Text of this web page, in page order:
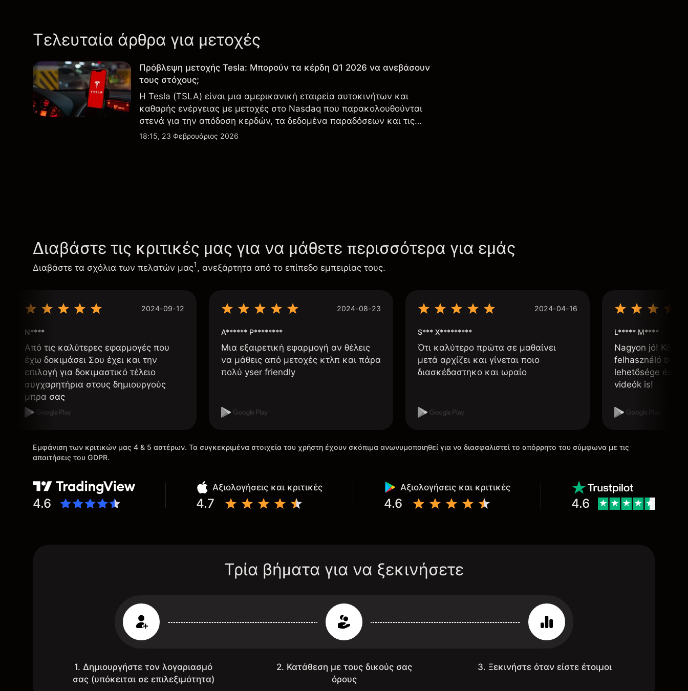
Τελευταία άρθρα για μετοχές
Πρόβλεψη μετοχής Tesla: Μπορούν τα κέρδη Q1 2026 να ανεβάσουν
τους στόχους;
Η Tesla (TSLA) είναι μια αμερικανική εταιρεία αυτοκινήτων και
καθαρής ενέργειας με μετοχές στο Nasdaq που παρακολουθούνται
στενά για την απόδοση κερδών, τα δεδομένα παραδόσεων και τις
εξελίξεις στην τεχνολογία και την παραγωγή.
18:15, 23 Φεβρουάριος 2026
Διαβάστε τις κριτικές μας για να μάθετε περισσότερα για εμάς
Διαβάστε τα σχόλια των πελατών μας1, ανεξάρτητα από το επίπεδο εμπειρίας τους.
2024-09-12
N****
Από τις καλύτερες εφαρμογές που
έχω δοκιμάσει Σου έχει και την
επιλογή για δοκιμαστικό τέλειο
συγχαρητήρια στους δημιουργούς
μπρα σας
2024-08-23
A****** P********
Μια εξαιρετική εφαρμογή αν θέλεις
να μάθεις από μετοχές κτλπ και πάρα
πολύ yser friendly
2024-04-16
S*** X*********
Ότι καλύτερο πρώτα σε μαθαίνει
μετά αρχίζει και γίνεται ποιο
διασκέδαστηκο και ωραίο
L***** M****
Nagyon jó!
felhasználó
lehetősége és,
videók is!
Εμφάνιση των κριτικών μας 4 & 5 αστέρων. Τα συγκεκριμένα στοιχεία του χρήστη έχουν σκόπιμα ανωνυμοποιηθεί για να διασφαλιστεί το απόρρητο του σύμφωνα με τις
απαιτήσεις του GDPR.
4.6
Αξιολογήσεις και κριτικές
4.7
Αξιολογήσεις και κριτικές
4.6 4.6
Τρία βήματα για να ξεκινήσετε
1. Δημιουργήστε τον λογαριασμό
σας (υπόκειται σε επιλεξιμότητα)
2. Κατάθεση με τους δικούς σας
όρους
3. Ξεκινήστε όταν είστε έτοιμοι